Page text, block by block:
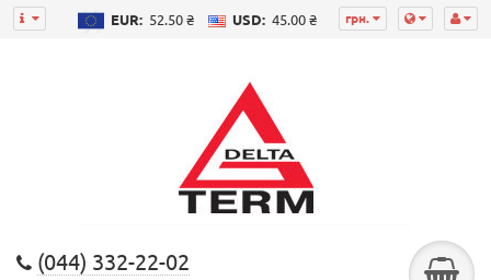
грн.
EUR: 52.50 ₴ USD: 45.00 ₴
(044) 332-22-02